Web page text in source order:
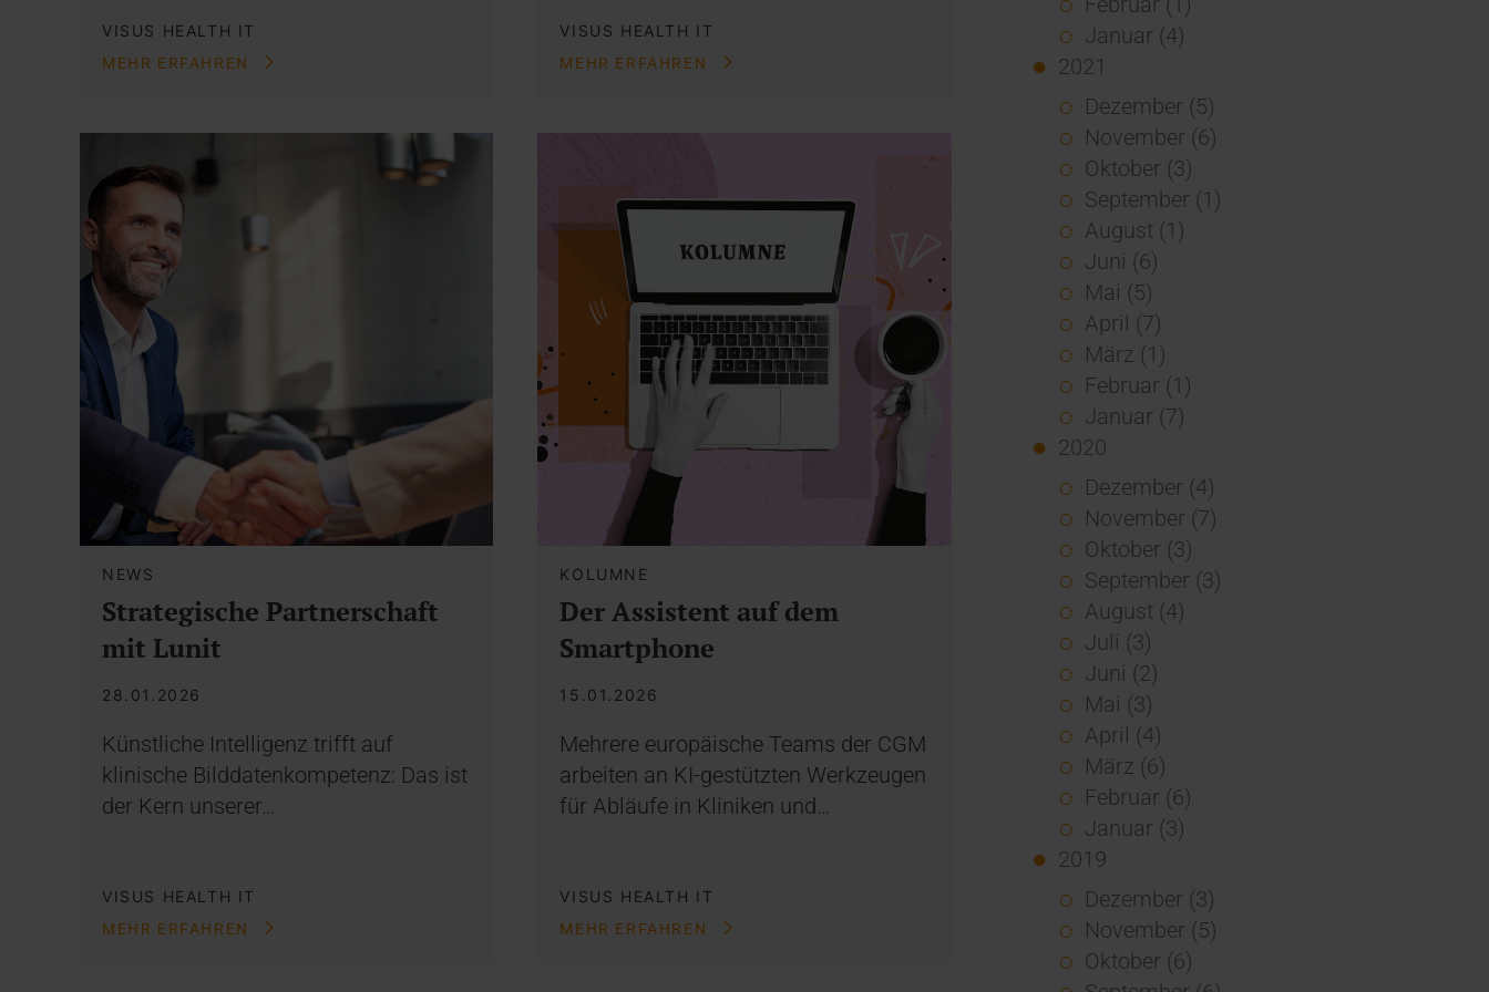
VISUS HEALTH IT
MEHR ERFAHREN
VISUS HEALTH IT
MEHR ERFAHREN
NEWS
Strategische Partnerschaft
mit Lunit
28.01.2026
Künstliche Intelligenz trifft auf
klinische Bilddatenkompetenz: Das ist
der Kern unserer…
VISUS HEALTH IT
MEHR ERFAHREN
KOLUMNE
Der Assistent auf dem
Smartphone
15.01.2026
Mehrere europäische Teams der CGM
arbeiten an KI-gestützten Werkzeugen
für Abläufe in Kliniken und…
VISUS HEALTH IT
MEHR ERFAHREN
Januar (4)
2021
Dezember (5)
November (6)
Oktober (3)
September (1)
August (1)
Juni (6)
Mai (5)
April (7)
März (1)
Februar (1)
Januar (7)
2020
Dezember (4)
November (7)
Oktober (3)
September (3)
August (4)
Juli (3)
Juni (2)
Mai (3)
April (4)
März (6)
Februar (6)
Januar (3)
2019
Dezember (3)
November (5)
Oktober (6)